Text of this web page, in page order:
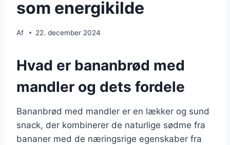
som energikilde
Af 22. december 2024
Hvad er bananbrød med
mandler og dets fordele
Bananbrød med mandler er en lækker og sund
snack, der kombinerer de naturlige sødme fra
bananer med de næringsrige egenskaber fra